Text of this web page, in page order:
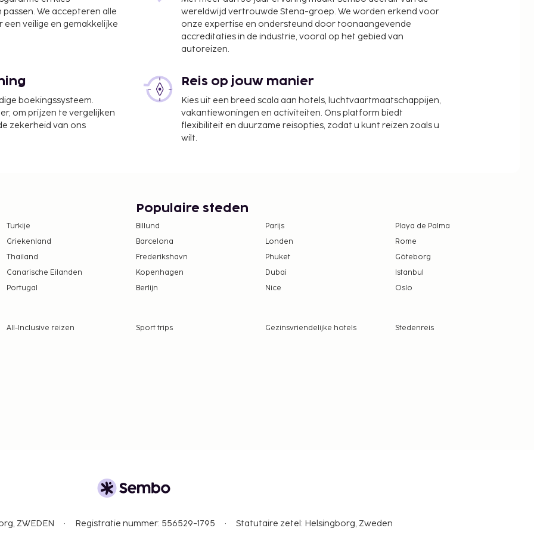
Cancun) - 58,6 km
per dag tegen betaling
worden betaald. De
per verblijf
voertuig (retour)
betaling
We accepteren alle
veilige en gemakkelijke
wereldwijd vertrouwde Stena-groep. We worden erkend voor
onze expertise en ondersteund door toonaangevende
accreditaties in de industrie, vooral op het gebied van
autoreizen.
boekingssysteem.
om prijzen te vergelijken
zekerheid van ons
Reis op jouw manier
Kies uit een breed scala aan hotels, luchtvaartmaatschappijen,
vakantiewoningen en activiteiten. Ons platform biedt
flexibiliteit en duurzame reisopties, zodat u kunt reizen zoals u
wilt.
Turkije
Griekenland
Thailand
Canarische Eilanden
Portugal
Populaire steden
Billund Parijs
Playa de Palma
Barcelona
Londen
Rome
Frederikshavn
Phuket
Göteborg
Kopenhagen
Dubai
Istanbul
Berlijn
Nice Oslo
All-Inclusive reizen Sport trips Gezinsvriendelijke hotels
Stedenreis
ZWEDEN Registratie nummer: 556529-1795 Statutaire zetel: Helsingborg, Zweden